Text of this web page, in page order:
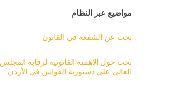
مواضيع عبر النظام
بحث عن الشفعه في القانون
بحث حول الاهمية القانونية لرقابة المجلس
العالي على دستورية القوانين في الأردن